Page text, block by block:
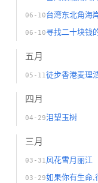
06-10台湾东北角海
06-10寻找二十块
五月
05-11 徒步香港麦理
四月
04-29泪望玉树
三月
03-31 风花雪月丽江
03-29如果你有生命